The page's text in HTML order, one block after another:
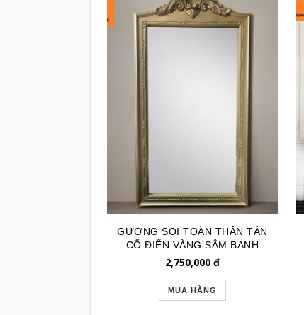
GƯƠNG SOI TOÀN THÂN TÂN
CỔ ĐIỂN VÀNG SÂM BANH
GSTT267
2,750,000 đ
MUA HÀNG